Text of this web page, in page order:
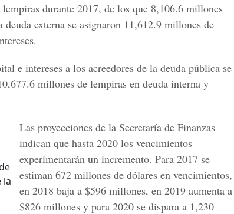
durante 2017, de los que 8,106.6 millones
deuda externa se asignaron 11,612.9 millones de
e intereses a los acreedores de la deuda pública se
millones de lempiras en deuda interna y
la
Las proyecciones de la Secretaría de Finanzas
indican que hasta 2020 los vencimientos
experimentarán un incremento. Para 2017 se
estiman 672 millones de dólares en vencimientos,
en 2018 baja a $596 millones, en 2019 aumenta a
$826 millones y para 2020 se dispara a 1,230